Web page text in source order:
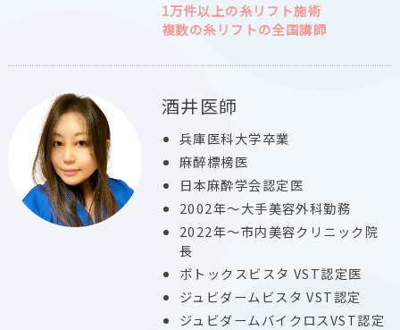
1万件以上の糸リフト施術
複数の糸リフトの全国講師
酒井医師
兵庫医科大学卒業
麻醉標榜医
日本麻酔学会認定医
2002年～大手美容外科勤務
2022年～市内美容クリニック院
長
ボトックスビスタ VST認定医
ジュビダームビスタ VST認定
ジュビダームバイクロスVST認定